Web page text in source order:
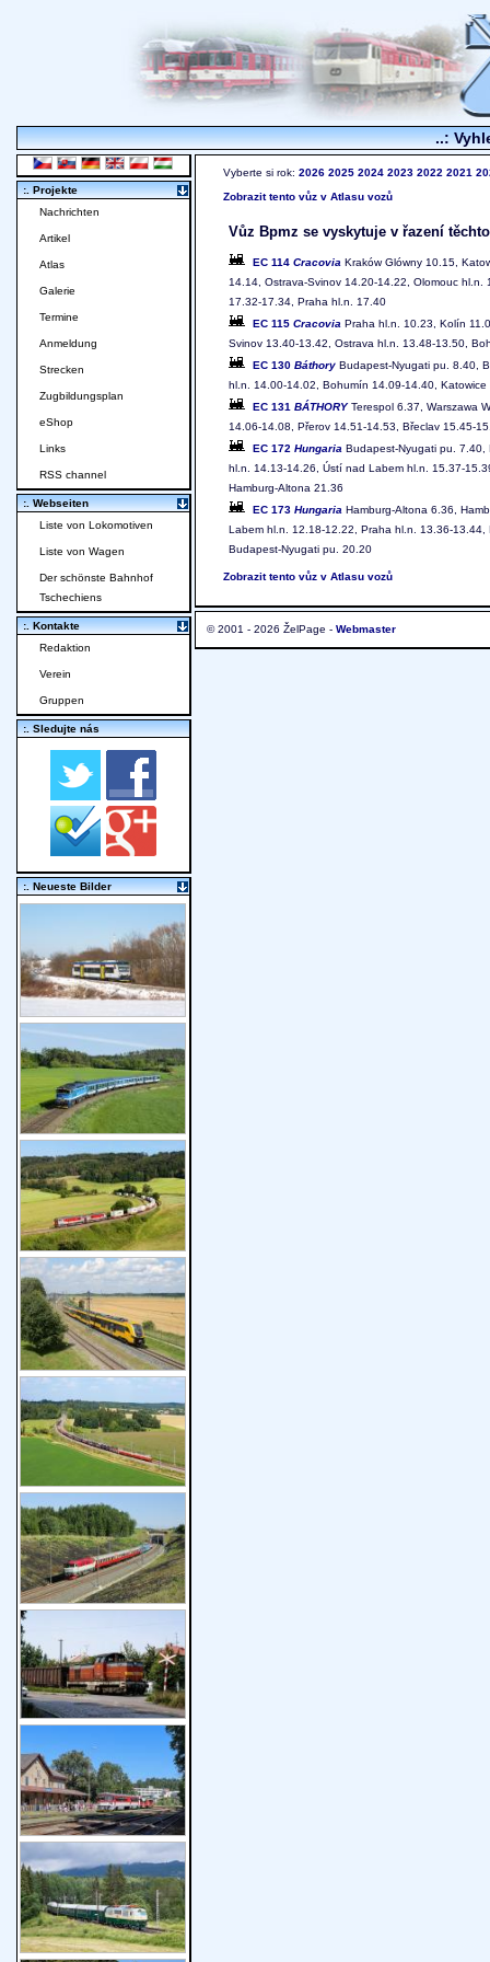
..:
Vyberte si rok: 2026 2025 2024 2023 2022 2021
Zobrazit tento vůz v Atlasu vozů
Vůz Bpmz se vyskytuje v řazení
EC 114 Cracovia Kraków Glówny 10.15,
14.14, Ostrava-Svinov 14.20-14.22, Olomouc
17.32-17.34, Praha hl.n. 17.40
EC 115 Cracovia Praha hl.n. 10.23, Kolín
Svinov 13.40-13.42, Ostrava hl.n. 13.48-13.50,
EC 130 Báthory Budapest-Nyugati pu. 8.40,
hl.n. 14.00-14.02, Bohumín 14.09-14.40,
EC 131 BÁTHORYTerespol 6.37, Warszawa
14.06-14.08, Přerov 14.51-14.53, Břeclav 15.45-
EC 172 Hungaria Budapest-Nyugati pu. 7.40,
hl.n. 14.13-14.26, Ústí nad Labem hl.n. 15.37-
Hamburg-Altona 21.36
EC 173 Hungaria Hamburg-Altona 6.36,
Labem hl.n. 12.18-12.22, Praha hl.n. 13.36-
Budapest-Nyugati pu. 20.20
Zobrazit tento vůz v Atlasu vozů
© 2001 - 2026 ŽelPage - Webmaster
:. Projekte
Nachrichten
Artikel
Atlas
Galerie
Termine
Anmeldung
Strecken
Zugbildungsplan
eShop
Links
RSS channel
:. Webseiten
Liste von Lokomotiven
Liste von Wagen
Der schönste Bahnhof
Tschechiens
:. Kontakte
Redaktion
Verein
Gruppen
:. Sledujte nás
:. Neueste Bilder